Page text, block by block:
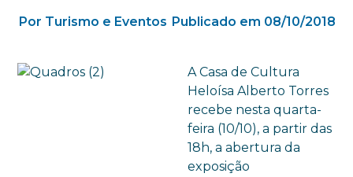
Por Turismo e Eventos Publicado em 08/10/2018
A Casa de Cultura
Heloísa Alberto Torres
recebe nesta quarta-
feira (10/10), a partir das
18h, a abertura da
exposição